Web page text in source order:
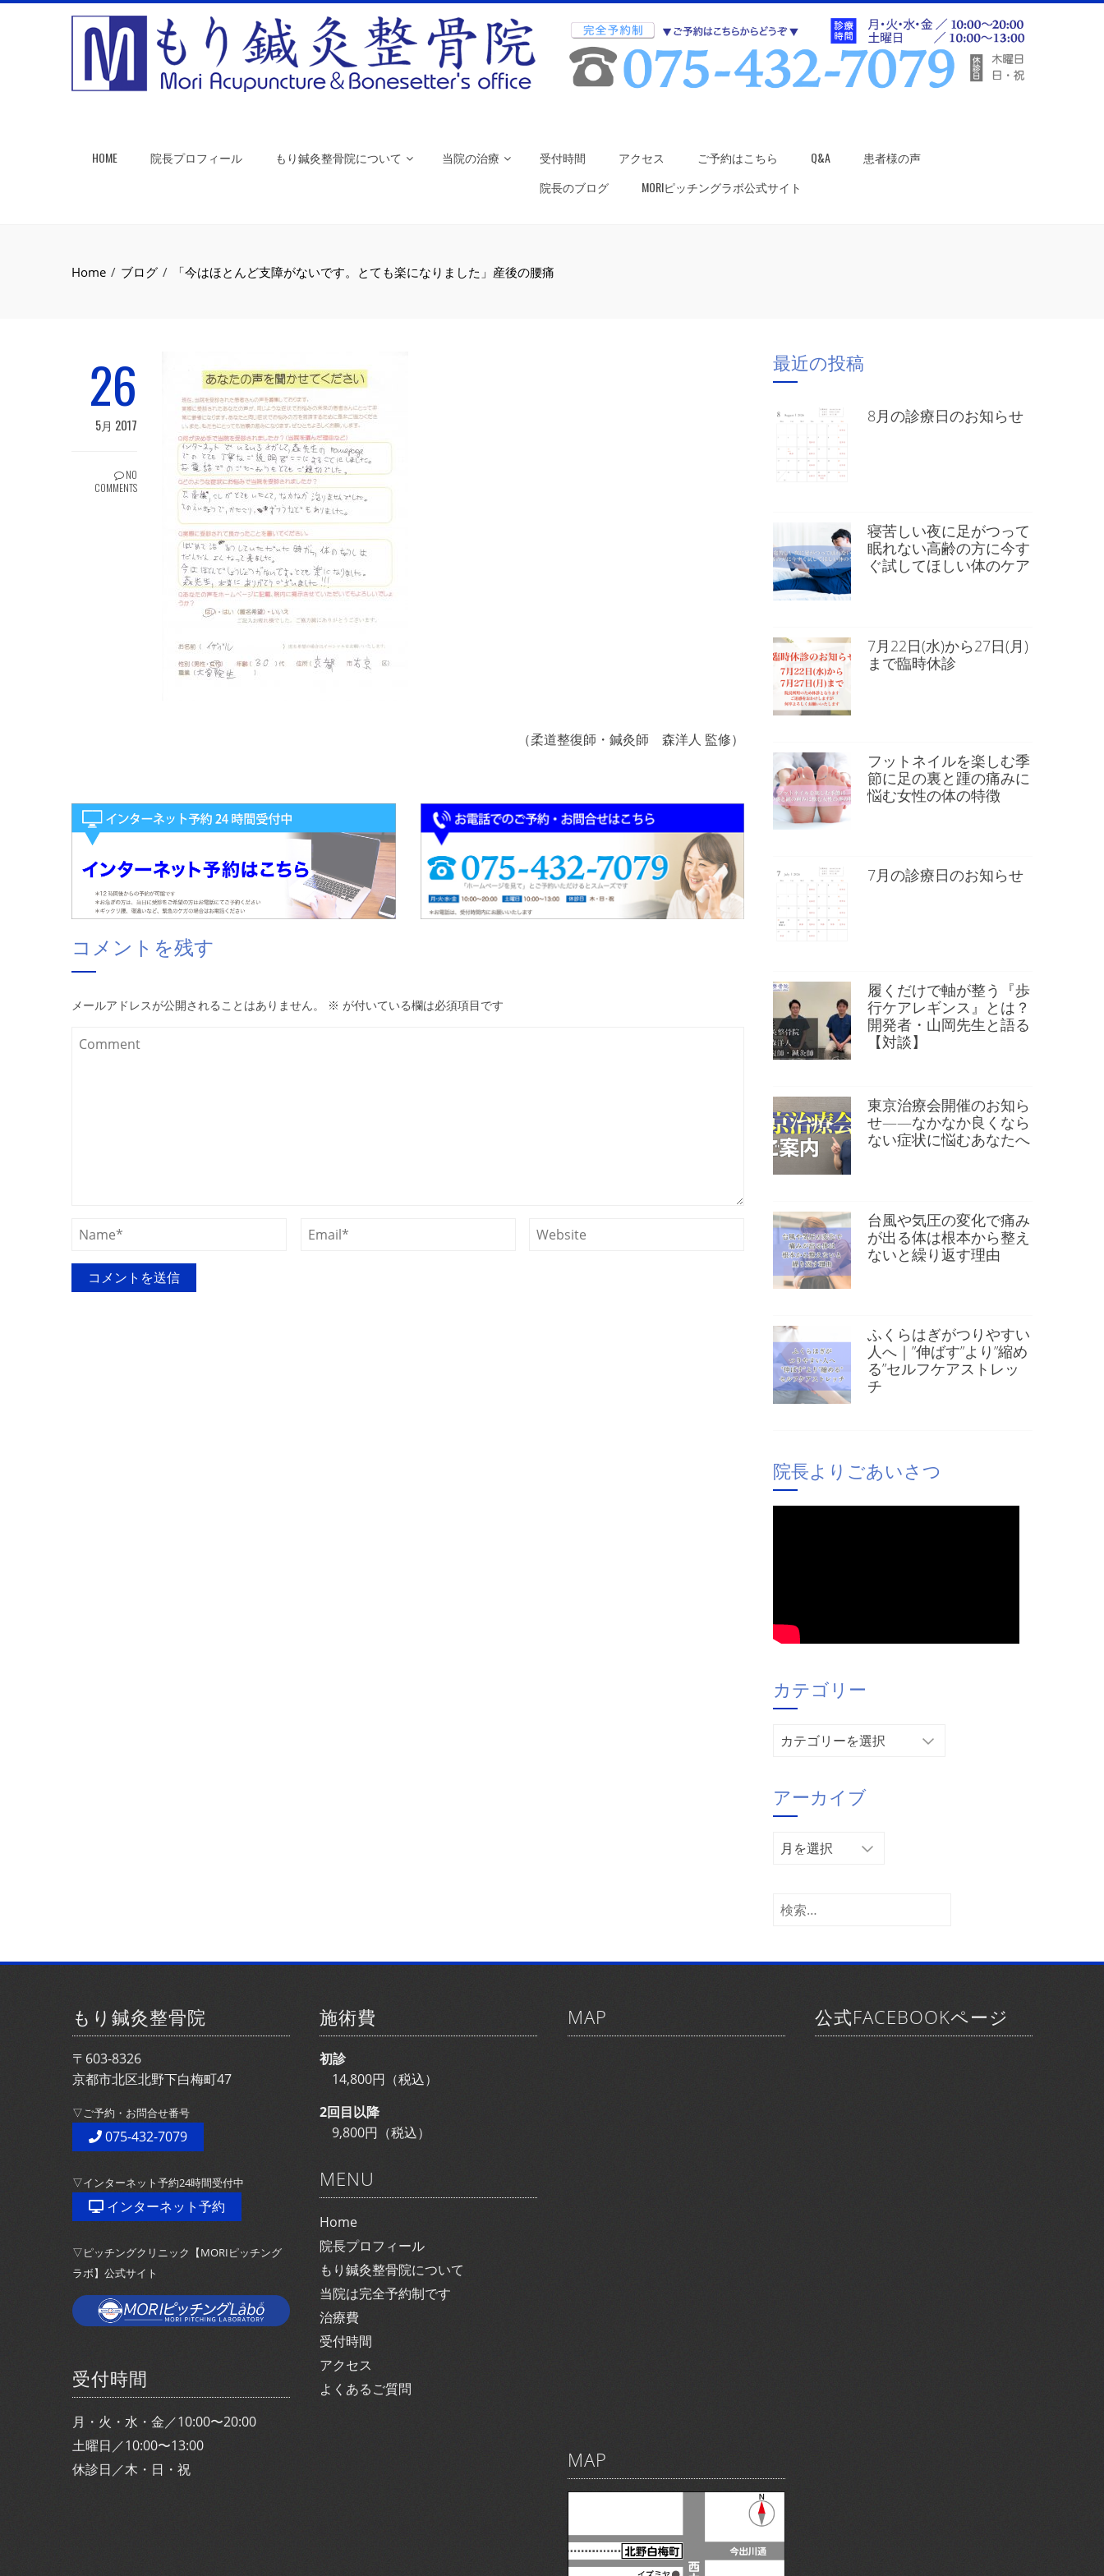
HOME 院長プロフィール もり鍼灸整骨院について 当院の治療 受付時間 アクセス ご予約はこちら Q&A
患者様の声
院長のブログ
MORIピッチングラボ公式サイト
Home ブログ 「今はほとんど支障がないです。とても楽になりました」産後の腰痛
26
5月 2017
NO
COMMENTS
（柔道整復師・鍼灸師 森洋人 監修）
コメントを残す
メールアドレスが公開されることはありません。 ※ が付いている欄は必須項目です
最近の投稿
8月の診療日のお知らせ
寝苦しい夜に足がつって
眠れない高齢の方に今す
ぐ試してほしい体のケア
7月22日(水)から27日(月)
まで臨時休診
フットネイルを楽しむ季
節に足の裏と踵の痛みに
悩む女性の体の特徴
7月の診療日のお知らせ
履くだけで軸が整う『歩
行ケアレギンス』とは？
開発者・山岡先生と語る
【対談】
東京治療会開催のお知ら
せ——なかなか良くなら
ない症状に悩むあなたへ
台風や気圧の変化で痛み
が出る体は根本から整え
ないと繰り返す理由
ふくらはぎがつりやすい
人へ｜”伸ばす”より”縮め
る”セルフケアストレッ
チ
院長よりごあいさつ
カテゴリー
カ
リ
ー
アーカイブ
ア
イ
検
もり鍼灸整骨院
〒603-8326
京都市北区北野下白梅町47
▽ご予約・お問合せ番号
075-432-7079
▽インターネット予約24時間受付中
インターネット予約
▽ピッチングクリニック【MORIピッチング
ラボ】公式サイト
受付時間
月・火・水・金／10:00〜20:00
土曜日／10:00〜13:00
休診日／木・日・祝
施術費
初診
14,800円（税込）
2回目以降
9,800円（税込）
MENU
Home
院長プロフィール
もり鍼灸整骨院について
当院は完全予約制です
治療費
受付時間
アクセス
よくあるご質問
MAP
MAP
公式FACEBOOKページ